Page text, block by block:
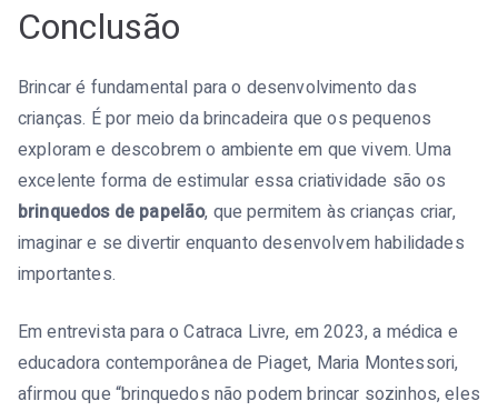
Conclusão
Brincar é fundamental para o desenvolvimento das
crianças. É por meio da brincadeira que os pequenos
exploram e descobrem o ambiente em que vivem. Uma
excelente forma de estimular essa criatividade são os
brinquedos de papelão, que permitem às crianças criar,
imaginar e se divertir enquanto desenvolvem habilidades
importantes.
Em entrevista para o Catraca Livre, em 2023, a médica e
educadora contemporânea de Piaget, Maria Montessori,
afirmou que “brinquedos não podem brincar sozinhos, eles